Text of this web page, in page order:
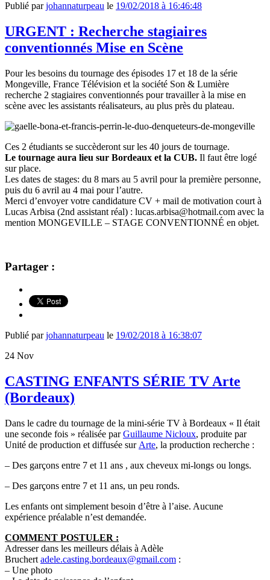
Publié parjohannaturpeau le 19/02/2018 à 16:46:48
URGENT : Recherche stagiaires
conventionnés Mise en Scène
Pour les besoins du tournage des épisodes 17 et 18 de la série
Mongeville, France Télévision et la société Son & Lumière
recherche 2 stagiaires conventionnés pour travailler à la mise en
scène avec les assistants réalisateurs, au plus près du plateau.
Ces 2 étudiants se succèderont sur les 40 jours de tournage.
Le tournage aura lieu sur Bordeaux et la CUB. Il faut être logé
sur place.
Les dates de stages: du 8 mars au 5 avril pour la première personne,
puis du 6 avril au 4 mai pour l’autre.
Merci d’envoyer votre candidature CV + mail de motivation court à
Lucas Arbisa (2nd assistant réal) : lucas.arbisa@hotmail.com avec la
mention MONGEVILLE – STAGE CONVENTIONNÉ en objet.
Partager :
Publié parjohannaturpeau le 19/02/2018 à 16:38:07
24 Nov
CASTING ENFANTS SÉRIE TV Arte
(Bordeaux)
Dans le cadre du tournage de la mini-série TV à Bordeaux « Il était
une seconde fois » réalisée parGuillaume Nicloux, produite par
Unité de production et diffusée sur Arte, la production recherche :
– Des garçons entre 7 et 11 ans , aux cheveux mi-longs ou longs.
– Des garçons entre 7 et 11 ans, un peu ronds.
Les enfants ont simplement besoin d’être à l’aise. Aucune
expérience préalable n’est demandée.
COMMENT POSTULER :
Adresser dans les meilleurs délais à Adèle
Bruchert adele.casting.bordeaux@gmail.com :
– Une photo